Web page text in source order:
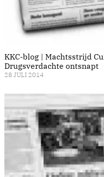
KKC-blog | Machtsstrijd
Drugsverdachte ontsnapt
28 JULI 2014